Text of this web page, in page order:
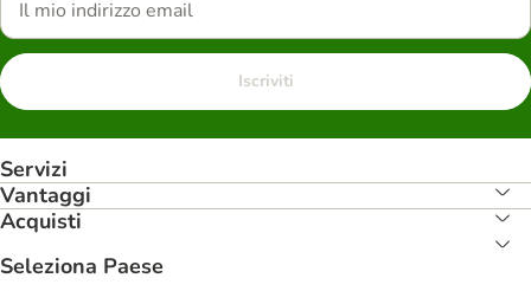
Iscriviti
Servizi
Vantaggi
Acquisti
Seleziona Paese